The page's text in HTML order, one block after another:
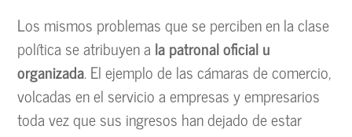
Los mismos problemas que se perciben en la clase
política se atribuyen a la patronal oficial u
organizada. El ejemplo de las cámaras de comercio,
volcadas en el servicio a empresas y empresarios
toda vez que sus ingresos han dejado de estar